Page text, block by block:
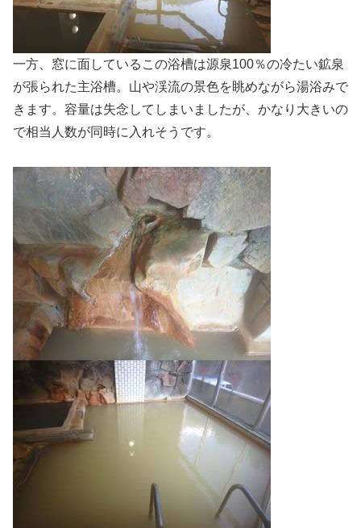
一方、窓に面しているこの浴槽は源泉100％の冷たい鉱泉
が張られた主浴槽。山や渓流の景色を眺めながら湯浴みで
きます。容量は失念してしまいましたが、かなり大きいの
で相当人数が同時に入れそうです。